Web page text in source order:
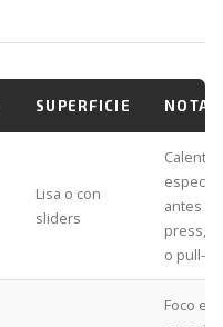
SUPERFICIE NOTA
Lisa o con
sliders
antes de
press,
o pull-
Foco en